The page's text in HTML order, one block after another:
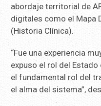
abordaje territorial de
digitales como el Mapa
(Historia Clínica).
“Fue una experiencia
expuso el rol del
el fundamental rol del
el alma del sistema”,